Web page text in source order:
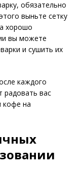
обязательно
выньте сетку
хорошо
вы можете
и сушить их
каждого
радовать вас
кофе на